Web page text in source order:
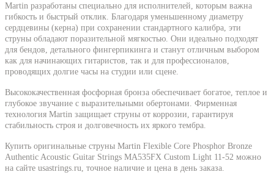
Martin разработаны специально для исполнителей, которым важна
гибкость и быстрый отклик. Благодаря уменьшенному диаметру
сердцевины (керна) при сохранении стандартного калибра, эти
струны обладают поразительной мягкостью. Они идеально подходят
для бендов, детального фингерпикинга и станут отличным выбором
как для начинающих гитаристов, так и для профессионалов,
проводящих долгие часы на студии или сцене.
Высококачественная фосфорная бронза обеспечивает богатое, теплое и
глубокое звучание с выразительными обертонами. Фирменная
технология Martin защищает струны от коррозии, гарантируя
стабильность строя и долговечность их яркого тембра.
Купить оригинальные струны Martin Flexible Core Phosphor Bronze
Authentic Acoustic Guitar Strings MA535FX Custom Light 11-52 можно
на сайте usastrings.ru, точное наличие и цена в день заказа.